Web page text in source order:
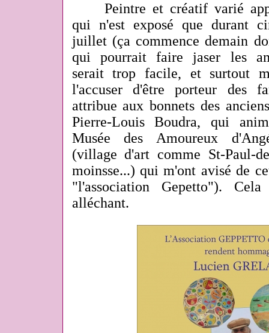
Peintre et créatif varié
qui n'est exposé que durant
juillet (ça commence demain
qui pourrait faire jaser les
serait trop facile, et surtout
l'accuser d'être porteur des
attribue aux bonnets des
Pierre-Louis Boudra, qui
Musée des Amoureux
(village d'art comme St-Paul-
moinsse...) qui m'ont avisé de
"l'association Gepetto").
alléchant.